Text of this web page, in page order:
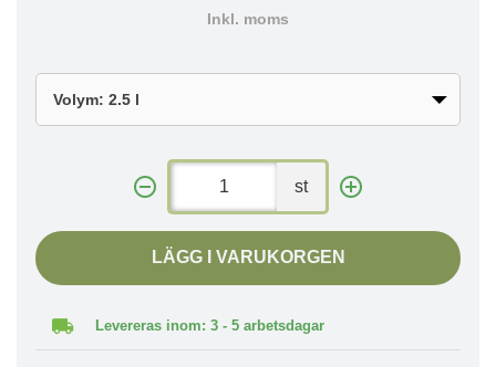
Inkl. moms
st
LÄGG I VARUKORGEN
Levereras inom: 3 - 5 arbetsdagar